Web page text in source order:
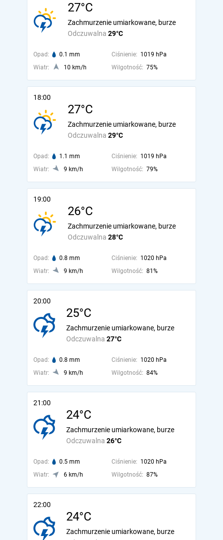
27°C
Odczuwalna 29°C
Zachmurzenie umiarkowane, burze
Opad: 0.1 mm Ciśnienie: 1019 hPa
Wiatr:
10 km/h Wilgotność: 75%
18:00
27°C
Odczuwalna 29°C
Zachmurzenie umiarkowane, burze
Opad: 1.1 mm Ciśnienie: 1019 hPa
Wiatr:
9 km/h Wilgotność: 79%
19:00
26°C
Odczuwalna 28°C
Zachmurzenie umiarkowane, burze
Opad: 0.8 mm Ciśnienie: 1020 hPa
Wiatr:
9 km/h Wilgotność: 81%
20:00
25°C
Odczuwalna 27°C
Zachmurzenie umiarkowane, burze
Opad: 0.8 mm Ciśnienie: 1020 hPa
Wiatr:
9 km/h Wilgotność: 84%
21:00
24°C
Odczuwalna 26°C
Zachmurzenie umiarkowane, burze
Opad: 0.5 mm Ciśnienie: 1020 hPa
Wiatr:
6 km/h Wilgotność: 87%
22:00
24°C
Zachmurzenie umiarkowane, burze